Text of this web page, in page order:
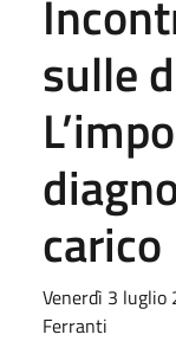
sulle
carico
Venerdì 3 luglio
Ferranti